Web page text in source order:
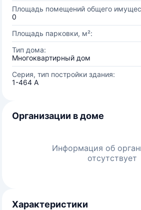
Площадь помещений общего
0
Площадь парковки, м²:
Тип дома:
Многоквартирный дом
Серия, тип постройки здания:
1-464 А
Организации в доме
Информация об
отсутствует
Характеристики